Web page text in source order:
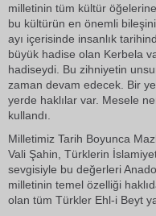
milletinin tüm kültür
bu kültürün en önemli
ayı içerisinde insanlık
büyük hadise olan Kerbela
hadiseydi. Bu zihniyetin
zaman devam edecek. Bir
yerde haklılar var. Mesele
kullandı.
Milletimiz Tarih Boyunca
Vali Şahin, Türklerin
sevgisiyle bu değerleri
milletinin temel özelliği
olan tüm Türkler Ehl-i Beyt